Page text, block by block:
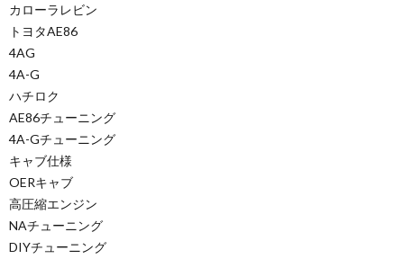
カローラレビン
トヨタAE86
4AG
4A-G
ハチロク
AE86チューニング
4A-Gチューニング
キャブ仕様
OERキャブ
高圧縮エンジン
NAチューニング
DIYチューニング